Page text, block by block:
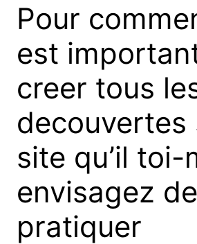
Pour
est
creer tous
decouvertes
site qu’il toi-
envisagez de
pratiquer